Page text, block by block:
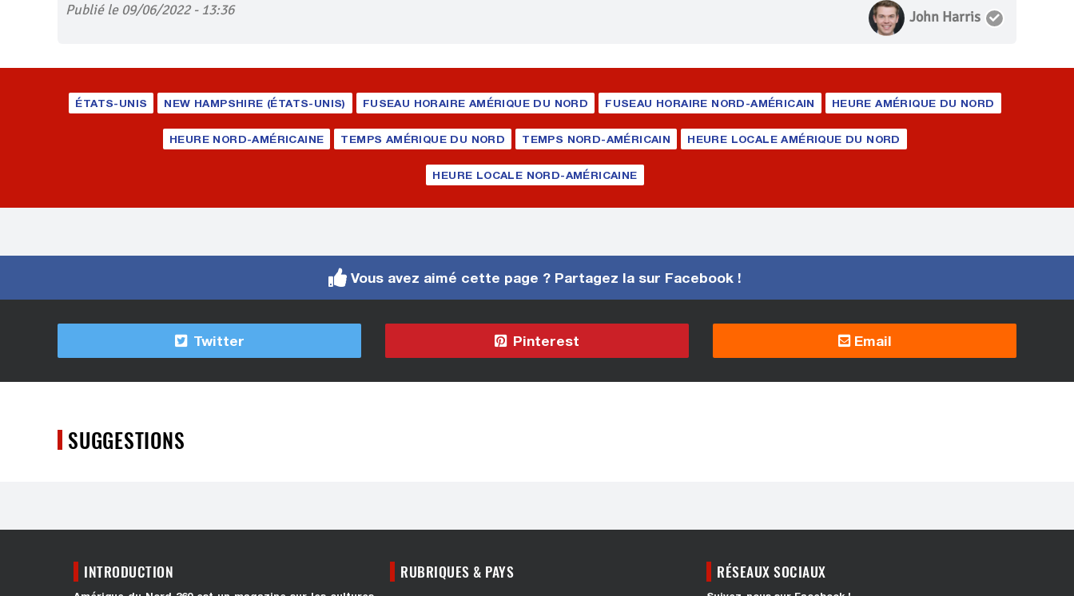
Publié le 09/06/2022 - 13:36 John Harris
ÉTATS-UNIS NEW HAMPSHIRE (ÉTATS-UNIS) FUSEAU HORAIRE AMÉRIQUE DU NORD FUSEAU HORAIRE NORD-AMÉRICAIN HEURE AMÉRIQUE DU NORD
HEURE NORD-AMÉRICAINE TEMPS AMÉRIQUE DU NORD TEMPS NORD-AMÉRICAIN HEURE LOCALE AMÉRIQUE DU NORD
HEURE LOCALE NORD-AMÉRICAINE
Vous avez aimé cette page ? Partagez la sur Facebook !
Twitter Pinterest Email
SUGGESTIONS
INTRODUCTION RUBRIQUES & PAYS RÉSEAUX SOCIAUX